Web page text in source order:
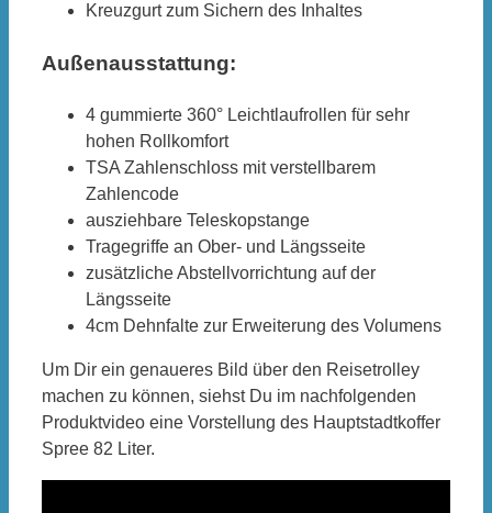
Kreuzgurt zum Sichern des Inhaltes
Außenausstattung:
4 gummierte 360° Leichtlaufrollen für sehr
hohen Rollkomfort
TSA Zahlenschloss mit verstellbarem
Zahlencode
ausziehbare Teleskopstange
Tragegriffe an Ober- und Längsseite
zusätzliche Abstellvorrichtung auf der
Längsseite
4cm Dehnfalte zur Erweiterung des Volumens
Um Dir ein genaueres Bild über den Reisetrolley
machen zu können, siehst Du im nachfolgenden
Produktvideo eine Vorstellung des Hauptstadtkoffer
Spree 82 Liter.